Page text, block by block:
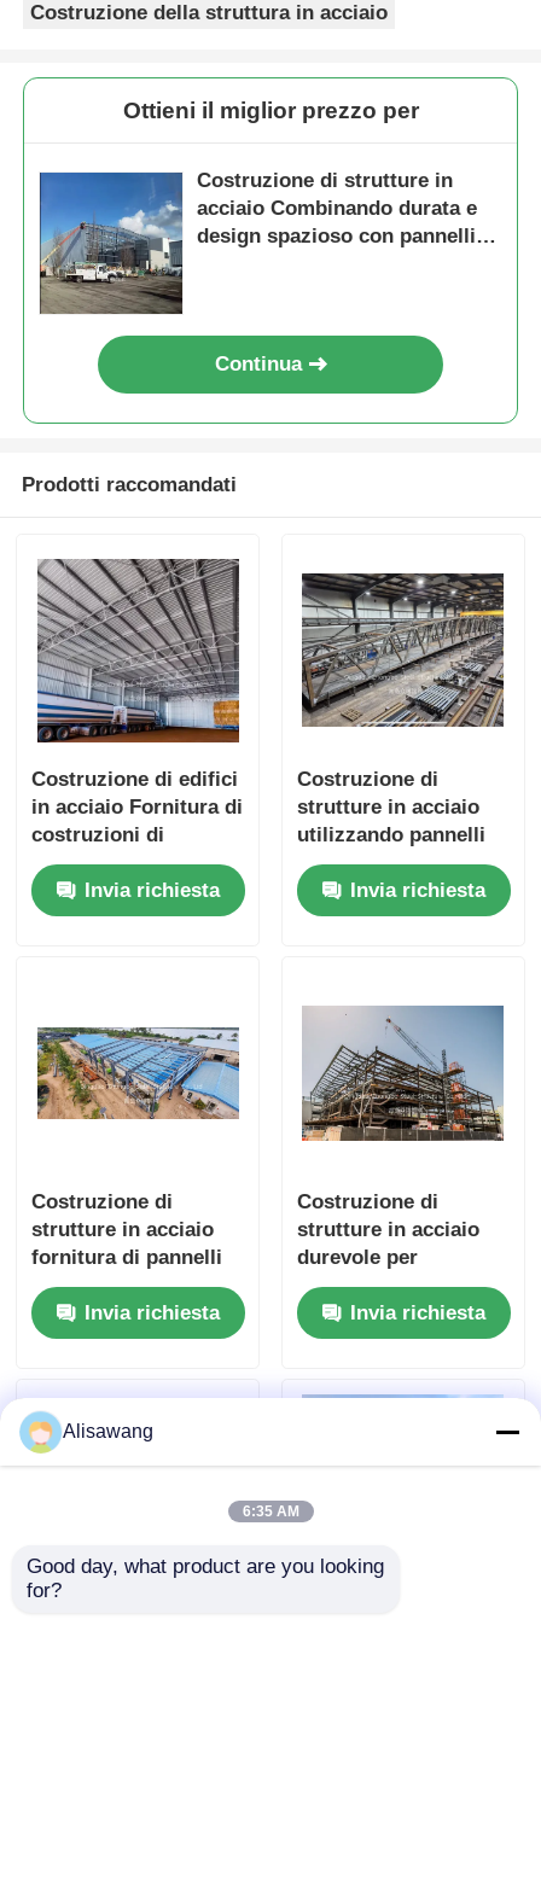
Costruzione della struttura in acciaio
Ottieni il miglior prezzo per
Costruzione di strutture in
acciaio Combinando durata e
design spazioso con pannelli in
Continua
Prodotti raccomandati
Costruzione di edifici
in acciaio Fornitura di
costruzioni di
magazzini robuste e
durevoli con pannelli
sandwich
Invia richiesta
Costruzione di
strutture in acciaio
utilizzando pannelli
sandwich
prefabbricati per
magazzini e spazi
Invia richiesta
Costruzione di
strutture in acciaio
fornitura di pannelli
prefabbricati a lunga
durata per
applicazioni
magazzino
Invia richiesta
Costruzione di
strutture in acciaio
durevole per
magazzini industriali
e progetti
commerciali con
modulare e facile
Invia richiesta
Alisawang
6:35 AM
Good day, what product are you looking
for?